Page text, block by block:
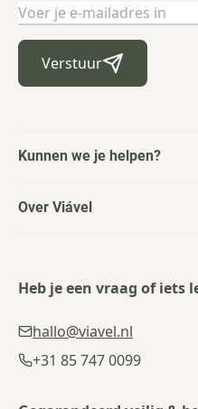
E-mailadres
Verstuur
Kunnen we je helpen?
Over Viável
Heb je een vraag of iets
hallo@viavel.nl
+31 85 747 0099